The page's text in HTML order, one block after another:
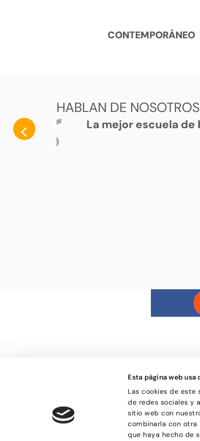
Esta página web usa
Las cookies de este
de redes sociales y
sitio web con
combinarla con otra
que haya hecho de
CONTEMPORÁNEO
HABLAN DE NOSOTROS
<
La mejor escuela de
Bailongu és
donde gente
descubre el
encuentra en
de compartir